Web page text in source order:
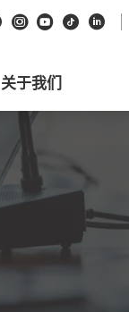
Facebook
Instagram
Youtube
抖音领英
关于我们